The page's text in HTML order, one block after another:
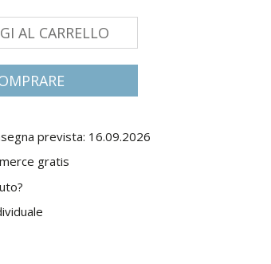
AL CARRELLO
prevista: 16.09.2026
gratis